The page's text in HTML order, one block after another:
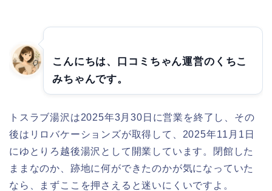
こんにちは、口コミちゃん運営のくちこ
みちゃんです。
トスラブ湯沢は2025年3月30日に営業を終了し、その
後はリロバケーションズが取得して、2025年11月1日
にゆとりろ越後湯沢として開業しています。閉館した
ままなのか、跡地に何ができたのかが気になっていた
なら、まずここを押さえると迷いにくいですよ。